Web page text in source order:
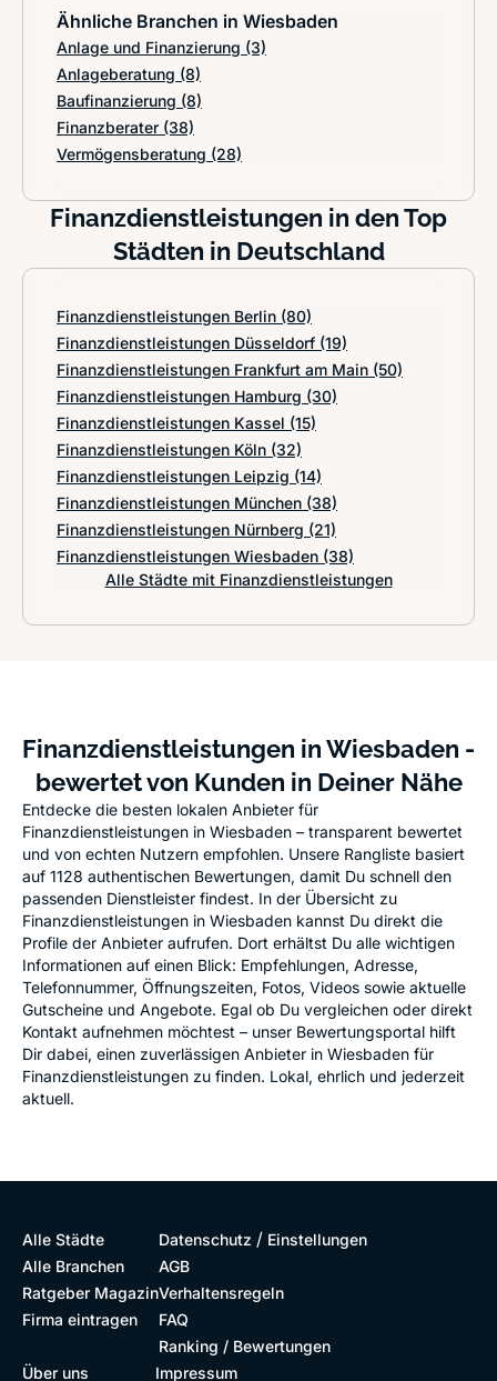
Ähnliche Branchen in Wiesbaden
Anlage und Finanzierung (3)
Anlageberatung (8)
Baufinanzierung (8)
Finanzberater (38)
Vermögensberatung (28)
Finanzdienstleistungen in den Top
Städten in Deutschland
Finanzdienstleistungen Berlin (80)
Finanzdienstleistungen Düsseldorf (19)
Finanzdienstleistungen Frankfurt am Main (50)
Finanzdienstleistungen Hamburg (30)
Finanzdienstleistungen Kassel (15)
Finanzdienstleistungen Köln (32)
Finanzdienstleistungen Leipzig (14)
Finanzdienstleistungen München (38)
Finanzdienstleistungen Nürnberg (21)
Finanzdienstleistungen Wiesbaden (38)
Alle Städte mit Finanzdienstleistungen
Finanzdienstleistungen in Wiesbaden -
bewertet von Kunden in Deiner Nähe
Entdecke die besten lokalen Anbieter für
Finanzdienstleistungen in Wiesbaden – transparent bewertet
und von echten Nutzern empfohlen. Unsere Rangliste basiert
auf 1128 authentischen Bewertungen, damit Du schnell den
passenden Dienstleister findest. In der Übersicht zu
Finanzdienstleistungen in Wiesbaden kannst Du direkt die
Profile der Anbieter aufrufen. Dort erhältst Du alle wichtigen
Informationen auf einen Blick: Empfehlungen, Adresse,
Telefonnummer, Öffnungszeiten, Fotos, Videos sowie aktuelle
Gutscheine und Angebote. Egal ob Du vergleichen oder direkt
Kontakt aufnehmen möchtest – unser Bewertungsportal hilft
Dir dabei, einen zuverlässigen Anbieter in Wiesbaden für
Finanzdienstleistungen zu finden. Lokal, ehrlich und jederzeit
aktuell.
Alle Städte
Alle Branchen
Ratgeber Magazin
Firma eintragen
Datenschutz / Einstellungen
AGB
Verhaltensregeln
FAQ
Ranking / Bewertungen
Über uns
Impressum